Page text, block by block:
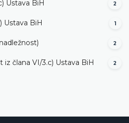
Ustava BiH 2
Ustava BiH 1
2
iz člana VI/3.c) Ustava BiH 2